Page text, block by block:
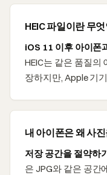
HEIC 파일이란 무
iOS 11 이후 아이폰
HEIC는 같은 품질의
장하지만, Apple 기
내 아이폰은 왜 사
저장 공간을 절약하
은 JPG와 같은 공간